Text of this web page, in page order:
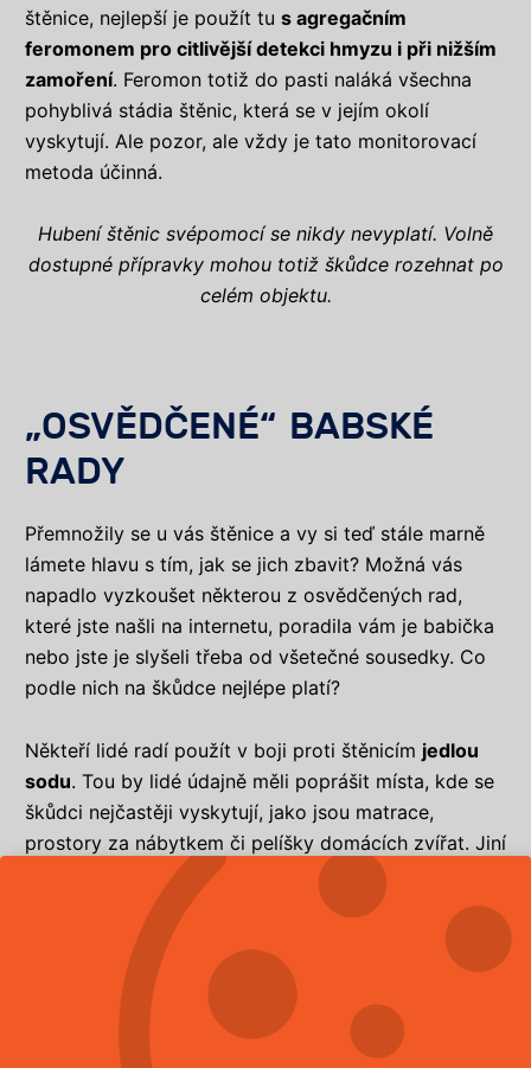
štěnice, nejlepší je použít tu s agregačním
feromonem pro citlivější detekci hmyzu i při nižším
zamoření. Feromon totiž do pasti naláká všechna
pohyblivá stádia štěnic, která se v jejím okolí
vyskytují. Ale pozor, ale vždy je tato monitorovací
metoda účinná.
Hubení štěnic svépomocí se nikdy nevyplatí. Volně
dostupné přípravky mohou totiž škůdce rozehnat po
celém objektu.
„OSVĚDČENÉ“ BABSKÉ
RADY
Přemnožily se u vás štěnice a vy si teď stále marně
lámete hlavu s tím, jak se jich zbavit? Možná vás
napadlo vyzkoušet některou z osvědčených rad,
které jste našli na internetu, poradila vám je babička
nebo jste je slyšeli třeba od všetečné sousedky. Co
podle nich na škůdce nejlépe platí?
Někteří lidé radí použít v boji proti štěnicím jedlou
sodu. Tou by lidé údajně měli poprášit místa, kde se
škůdci nejčastěji vyskytují, jako jsou matrace,
prostory za nábytkem či pelíšky domácích zvířat. Jiní
zase radí udělat to stejné s
tělovým pudrem či
dětským zásypema další jsou dokonce přesvědčení,
že nejlépe pomůže
, který
umístíte do rozprašovače a postříkáte s ním místa
Zaznamenali jste doma přítomnost štěnic? Na nic